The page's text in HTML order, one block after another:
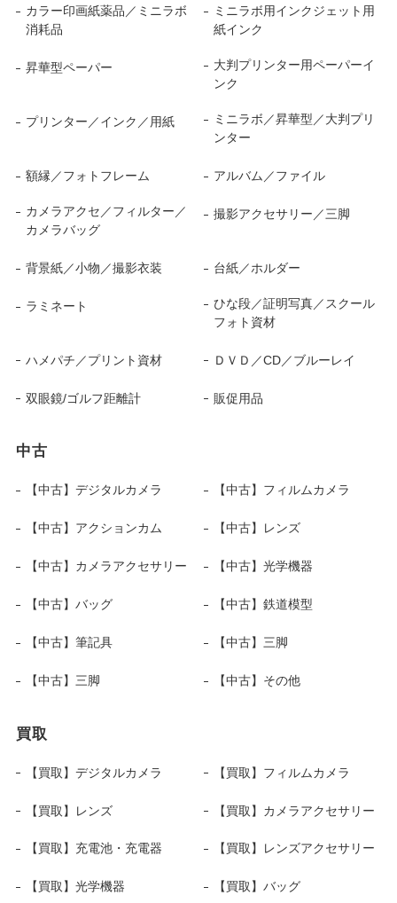
カラー印画紙薬品／ミニラボ
消耗品
ミニラボ用インクジェット用
紙インク
昇華型ペーパー
大判プリンター用ペーパーイ
ンク
プリンター／インク／用紙
ミニラボ／昇華型／大判プリ
ンター
額縁／フォトフレーム アルバム／ファイル
カメラアクセ／フィルター／
カメラバッグ
撮影アクセサリー／三脚
背景紙／小物／撮影衣装 台紙／ホルダー
ラミネート
ひな段／証明写真／スクール
フォト資材
ハメパチ／プリント資材 ＤＶＤ／CD／ブルーレイ
双眼鏡/ゴルフ距離計 販促用品
中古
【中古】デジタルカメラ 【中古】フィルムカメラ
【中古】アクションカム 【中古】レンズ
【中古】カメラアクセサリー 【中古】光学機器
【中古】バッグ 【中古】鉄道模型
【中古】筆記具 【中古】三脚
【中古】三脚 【中古】その他
買取
【買取】デジタルカメラ 【買取】フィルムカメラ
【買取】レンズ 【買取】カメラアクセサリー
【買取】充電池・充電器 【買取】レンズアクセサリー
【買取】光学機器 【買取】バッグ